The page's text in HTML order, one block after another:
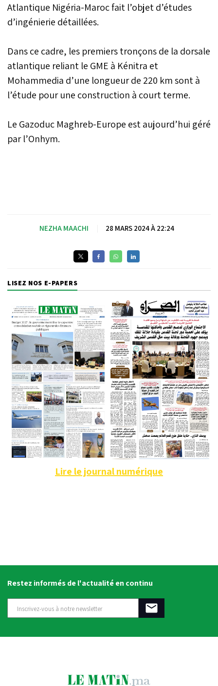
Atlantique Nigéria-Maroc fait l’objet d’études
d’ingénierie détaillées.
Dans ce cadre, les premiers tronçons de la dorsale
atlantique reliant le GME à Kénitra et
Mohammedia d’une longueur de 220 km sont à
l’étude pour une construction à court terme.
Le Gazoduc Maghreb-Europe est aujourd’hui géré
par l’Onhym.
NEZHA MAACHI 28 MARS 2024 À 22:24
LISEZ NOS E-PAPERS
Lire le journal numérique
Restez informés de l'actualité en continu